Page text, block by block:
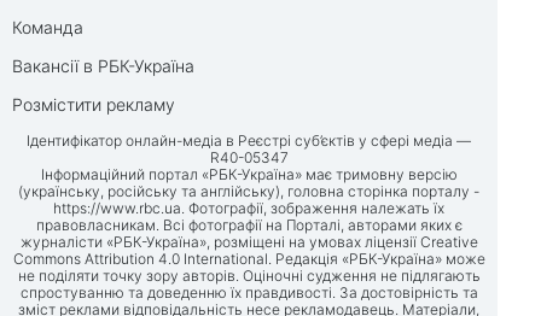
Команда
Вакансії в РБК-Україна
Розмістити рекламу
Ідентифікатор онлайн-медіа в Реєстрі суб’єктів у сфері медіа —
R40-05347
Інформаційний портал «РБК-Україна» має тримовну версію
(українську, російську та англійську), головна сторінка порталу -
https://www.rbc.ua. Фотографії, зображення належать їх
правовласникам. Всі фотографії на Порталі, авторами яких є
журналісти «РБК-Україна», розміщені на умовах ліцензії Creative
Commons Attribution 4.0 International. Редакція «РБК-Україна» може
не поділяти точку зору авторів. Оціночні судження не підлягають
спростуванню та доведенню їх правдивості. За достовірність та
зміст реклами відповідальність несе рекламодавець. Матеріали,